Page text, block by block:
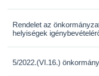
Rendelet az
helyiségek
5/2022.(VI.16.)